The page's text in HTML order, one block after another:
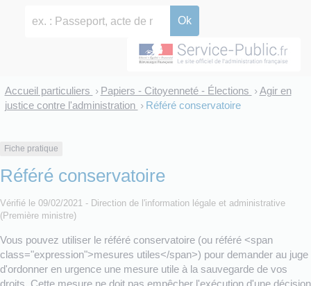
Accueil particuliers > Papiers - Citoyenneté - Élections > Agir en
justice contre l'administration > Référé conservatoire
Fiche pratique
Référé conservatoire
Vérifié le 09/02/2021 - Direction de l'information légale et administrative
(Première ministre)
Vous pouvez utiliser le référé conservatoire (ou référé <span
class="expression">mesures utiles</span>) pour demander au juge
d'ordonner en urgence une mesure utile à la sauvegarde de vos
droits. Cette mesure ne doit pas empêcher l'exécution d'une décision